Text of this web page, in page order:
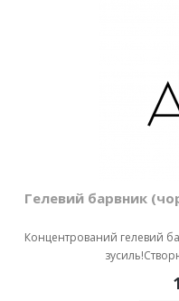
Гелевий барвник
Концентрований гелевий